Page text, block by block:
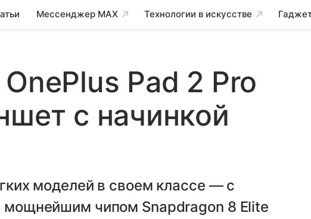
Мессенджер MAX Технологии в искусстве
Pad 2 Pro
с начинкой
моделей в своем классе — с
мощнейшим чипом Snapdragon 8 Elite